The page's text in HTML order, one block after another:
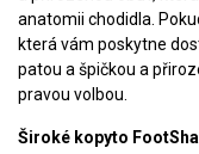
anatomii chodidla.
která vám poskytne
patou a špičkou a
pravou volbou.
Široké kopyto